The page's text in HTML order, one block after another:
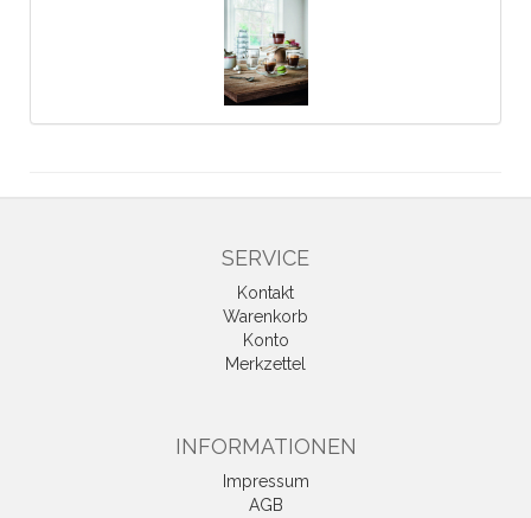
SERVICE
Kontakt
Warenkorb
Konto
Merkzettel
INFORMATIONEN
Impressum
AGB